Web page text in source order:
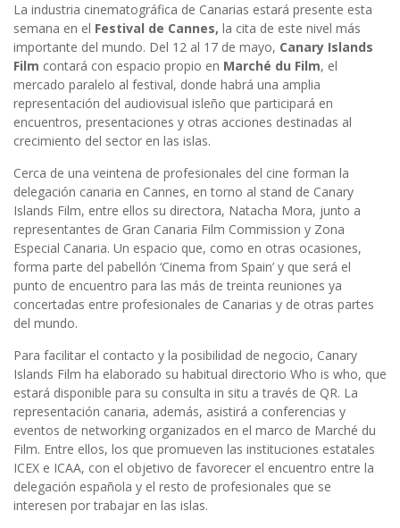
La industria cinematográfica de Canarias estará presente esta
semana en el Festival de Cannes, la cita de este nivel más
importante del mundo. Del 12 al 17 de mayo, Canary Islands
Film contará con espacio propio en Marché du Film, el
mercado paralelo al festival, donde habrá una amplia
representación del audiovisual isleño que participará en
encuentros, presentaciones y otras acciones destinadas al
crecimiento del sector en las islas.
Cerca de una veintena de profesionales del cine forman la
delegación canaria en Cannes, en torno al stand de Canary
Islands Film, entre ellos su directora, Natacha Mora, junto a
representantes de Gran Canaria Film Commission y Zona
Especial Canaria. Un espacio que, como en otras ocasiones,
forma parte del pabellón ‘Cinema from Spain’ y que será el
punto de encuentro para las más de treinta reuniones ya
concertadas entre profesionales de Canarias y de otras partes
del mundo.
Para facilitar el contacto y la posibilidad de negocio, Canary
Islands Film ha elaborado su habitual directorio Who is who, que
estará disponible para su consulta in situ a través de QR. La
representación canaria, además, asistirá a conferencias y
eventos de networking organizados en el marco de Marché du
Film. Entre ellos, los que promueven las instituciones estatales
ICEX e ICAA, con el objetivo de favorecer el encuentro entre la
delegación española y el resto de profesionales que se
interesen por trabajar en las islas.